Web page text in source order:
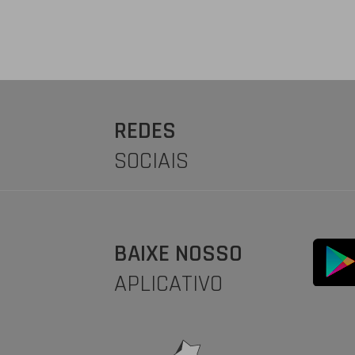
REDES
SOCIAIS
BAIXE NOSSO
APLICATIVO